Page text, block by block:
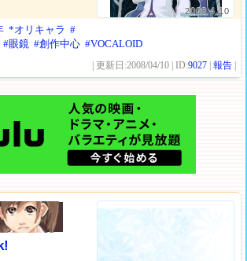
2008.4.10
*オリキャラ #
#眼鏡 #創作中心 #VOCALOID
| 更新日:2008/04/10 | ID:9027 |報告